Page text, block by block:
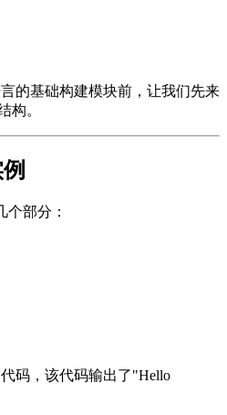
的基础构建模块前，让我们先来
构。
个部分：
码，该代码输出了"Hello